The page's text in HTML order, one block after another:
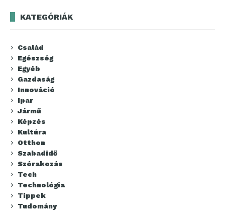
KATEGÓRIÁK
Család
Egészség
Egyéb
Gazdaság
Innováció
Ipar
Jármű
Képzés
Kultúra
Otthon
Szabadidő
Szórakozás
Tech
Technológia
Tippek
Tudomány